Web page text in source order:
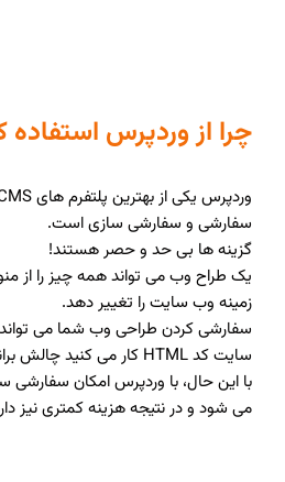
چرا از وردپرس استفاده
سفارشی و سفارشی سازی است.
گزینه ها بی حد و حصر هستند!
یک طراح وب می تواند همه چیز را از
زمینه وب سایت را تغییر دهد.
سفارشی کردن طراحی وب شما می
سایت کد HTML کار می کنید چالش برانگیز باشد،
با این حال، با وردپرس امکان سفارشی
می شود و در نتیجه هزینه کمتری نیز